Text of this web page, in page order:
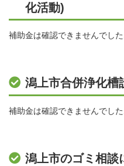
化活動)
補助金は確認できませんでした
潟上市合併浄化槽
補助金は確認できませんでした
潟上市のゴミ相談